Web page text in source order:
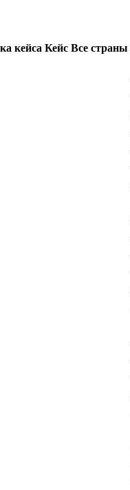
кейса Кейс Все страны